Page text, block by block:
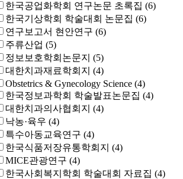
한국공업화학회 연구논문 초록집 (6)
한국기상학회 학술대회 논문집 (6)
연구보고서 현안연구 (6)
주류산업 (5)
정보보호학회논문지 (5)
대한치과재료학회지 (4)
Obstetrics & Gynecology Science (4)
한국정보과학회 학술발표논문집 (4)
대한치과의사협회지 (4)
낙농·육우 (4)
특수아동교육연구 (4)
한국식품저장유통학회지 (4)
MICE관광연구 (4)
한국사회복지학회 학술대회 자료집 (4)